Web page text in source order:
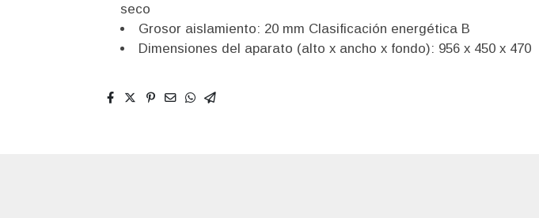
seco
Grosor aislamiento: 20 mm Clasificación energética B
Dimensiones del aparato (alto x ancho x fondo): 956 x 450 x 470